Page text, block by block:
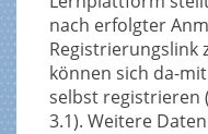
nach erfolgter
Registrierungslink
können sich da-
selbst registrieren
3.1). Weitere